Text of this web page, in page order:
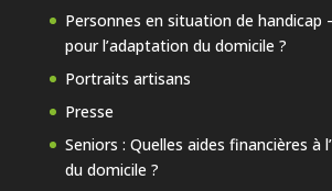
Personnes en situation de handicap
pour l’adaptation du domicile ?
Portraits artisans
Presse
Seniors : Quelles aides financières à
du domicile ?